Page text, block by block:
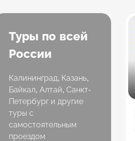
Туры по всей
России
Калининград, Казань,
Байкал, Алтай, Санкт-
Петербург и другие
туры с
самостоятельным
проездом